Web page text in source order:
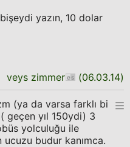
yazın, 10 dolar
veys zimmer (06.03.14)
(ya da varsa farklı bi
geçen yıl 150ydi) 3
yolculuğu ile
budur kanımca.